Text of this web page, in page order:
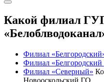
Какой филиал
Филиал
Филиал «Белгородский
Филиал «Северный»
Новооскольский ГО